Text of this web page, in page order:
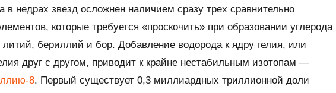
в недрах звезд осложнен наличием сразу трех сравнительно
которые требуется «проскочить» при образовании углерода
бериллий и бор. Добавление водорода к ядру гелия, или
друг с другом, приводит к крайне нестабильным изотопам —
8. Первый существует 0,3 миллиардных триллионной доли